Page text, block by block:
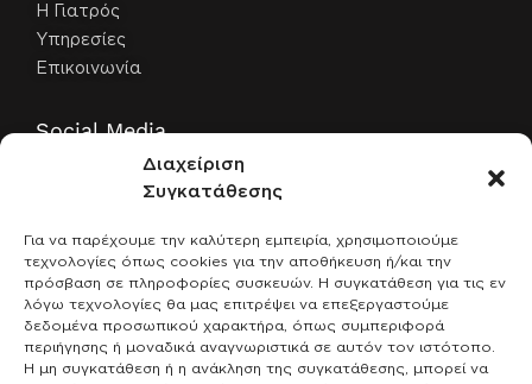
Διαχείριση
Συγκατάθεσης
Για να παρέχουμε την καλύτερη εμπειρία, χρησιμοποιούμε
τεχνολογίες όπως cookies για την αποθήκευση ή/και την
πρόσβαση σε πληροφορίες συσκευών. Η συγκατάθεση για τις εν
λόγω τεχνολογίες θα μας επιτρέψει να επεξεργαστούμε
δεδομένα προσωπικού χαρακτήρα, όπως συμπεριφορά
περιήγησης ή μοναδικά αναγνωριστικά σε αυτόν τον ιστότοπο.
Η μη συγκατάθεση ή η ανάκληση της συγκατάθεσης, μπορεί να
Η Γιατρός
Υπηρεσίες
Επικοινωνία
Social Media
Παραγγελίες
Αναζήτηση παραγγελίας
Λογαριασμός